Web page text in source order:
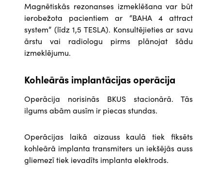
Magnētiskās rezonanses izmeklēšana var būt
ierobežota pacientiem ar “BAHA 4 attract
system” (līdz 1,5 TESLA). Konsultējieties ar savu
ārstu vai radiologu pirms plānojat šādu
izmeklējumu.
Kohleārās implantācijas operācija
Operācija norisinās BKUS stacionārā. Tās
ilgums abām ausīm ir piecas stundas.
Operācijas laikā aizauss kaulā tiek fiksēts
kohleārā implanta transmiters un iekšējās auss
gliemezī tiek ievadīts implanta elektrods.